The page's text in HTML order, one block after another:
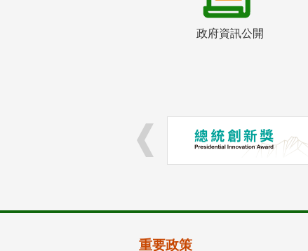
政府資訊公開
重要政策